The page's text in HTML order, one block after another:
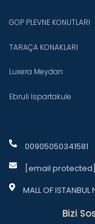
00905050341581
[email protected]
MALL OF
GOP PLEVNE KONUTLARI
TARAÇA KONAKLARI
Luxera Meydan
Ebruli Ispartakule
Bizi